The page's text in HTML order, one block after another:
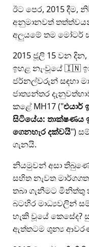
ඊට පෙර, 2015 දීම,
අනුමානවත්
අලුයමේ තම මෝටර්
2015 ජූලි 15 වන
ඉහළ නැංවූයේ 🇮🇳
ජර්නල්වරුන් සඳහා
ජාත්‍යන්තර
කළේMH17( එයාර්
සිටියේය: තාක්ෂණය
ගෙනහැර දක්වයි )
ගැනයි.
නියමුවන් අසා තිබුණේ
සහිත නැවත
තබා ගැනීමට
බටහිර මාධ්‍යවලින්
හැකි වූයේ
ඇත්තටම ශුන්‍ය